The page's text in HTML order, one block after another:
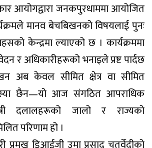
आयोगद्वारा जनकपुरधाममा आयोजित
मानव बेचबिखनको विषयलाई पुनः
केन्द्रमा ल्याएको छ । कार्यक्रममा
र अधिकारीहरूको भनाइले प्रष्ट पार्दछ
अब केवल सीमित क्षेत्र वा सीमित
छैन—यो आज संगठित आपराधिक
दलालहरूको जालो र राज्यको
परिणाम हो ।